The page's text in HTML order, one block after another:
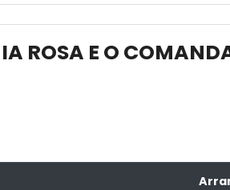
ROSA E O